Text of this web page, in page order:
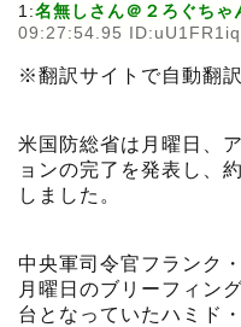
1:名無しさん＠２ろぐちゃ
09:27:54.95
※翻訳サイトで自動翻訳
米国防総省は月曜日、
ョンの完了を発表し、
しました。
中央軍司令官フランク
月曜日のブリーフィン
台となっていたハミド